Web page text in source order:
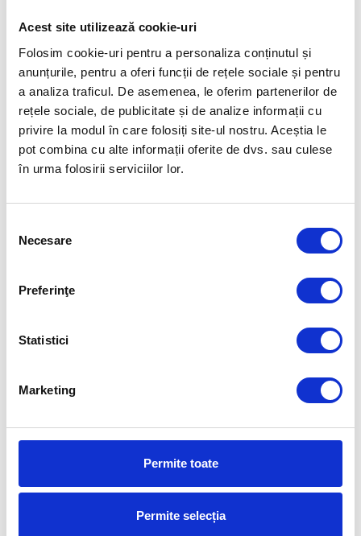
Acest site utilizează cookie-uri
Folosim cookie-uri pentru a personaliza conținutul și
anunțurile, pentru a oferi funcții de rețele sociale și pentru
a analiza traficul. De asemenea, le oferim partenerilor de
rețele sociale, de publicitate și de analize informații cu
privire la modul în care folosiți site-ul nostru. Aceștia le
pot combina cu alte informații oferite de dvs. sau culese
în urma folosirii serviciilor lor.
consimțământului
Necesare
Preferinţe
Statistici
Marketing
Permite toate
Permite selecția
Calculul caloriilor și implicațiile
metabolice (2)
Vorbeam în episodul anterior despre energia primită ca parte a
Ecuației Balanței Energetice a organismului și concluzionam că și
eroare pentru aportul energetic.